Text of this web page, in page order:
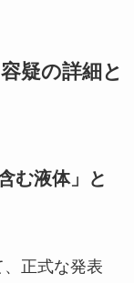
疑の詳細と
む液体」と
正式な発表